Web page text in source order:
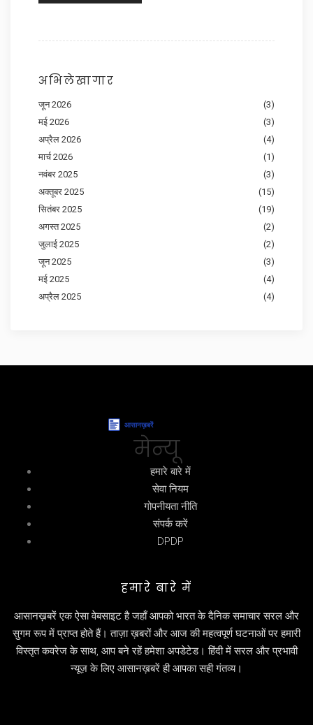
अभिलेखागार
जून 2026
(3)
मई 2026
(3)
अप्रैल 2026
(4)
मार्च 2026
(1)
नवंबर 2025
(3)
अक्तूबर 2025
(15)
सितंबर 2025
(19)
अगस्त 2025
(2)
जुलाई 2025
(2)
जून 2025
(3)
मई 2025
(4)
अप्रैल 2025
(4)
मेन्यू
हमारे बारे में
सेवा नियम
गोपनीयता नीति
संपर्क करें
DPDP
हमारे बारे में
आसानख़बरें एक ऐसा वेबसाइट है जहाँ आपको भारत के दैनिक समाचार सरल और
सुगम रूप में प्राप्त होते हैं। ताज़ा ख़बरों और आज की महत्वपूर्ण घटनाओं पर हमारी
विस्तृत कवरेज के साथ, आप बने रहें हमेशा अपडेटेड। हिंदी में सरल और प्रभावी
न्यूज़ के लिए आसानख़बरें ही आपका सही गंतव्य।